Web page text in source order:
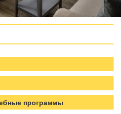
программы